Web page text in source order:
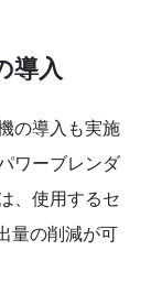
導入
の導入も実施
ワーブレンダ
、使用するセ
量の削減が可